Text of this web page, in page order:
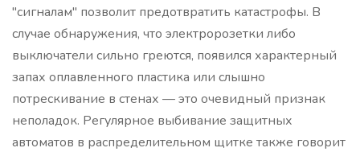
"сигналам" позволит предотвратить катастрофы. В
случае обнаружения, что электророзетки либо
выключатели сильно греются, появился характерный
запах оплавленного пластика или слышно
потрескивание в стенах — это очевидный признак
неполадок. Регулярное выбивание защитных
автоматов в распределительном щитке также говорит